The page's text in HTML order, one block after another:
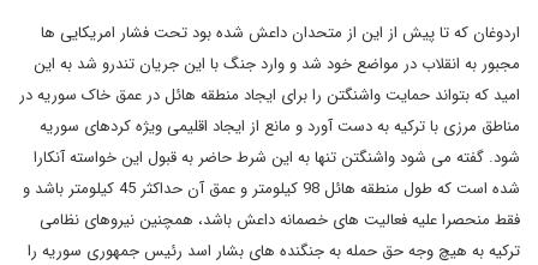
اردوغان که تا پیش از این از متحدان داعش شده بود تحت فشار امریکایی ها
مجبور به انقلاب در مواضع خود شد و وارد جنگ با این جریان تندرو شد به این
امید که بتواند حمایت واشنگتن را برای ایجاد منطقه هائل در عمق خاک سوریه در
مناطق مرزی با ترکیه به دست آورد و مانع از ایجاد اقلیمی ویژه کردهای سوریه
شود. گفته می شود واشنگتن تنها به این شرط حاضر به قبول این خواسته آنکارا
شده است که طول منطقه هائل 98 کیلومتر و عمق آن حداکثر 45 کیلومتر باشد و
فقط منحصرا علیه فعالیت های خصمانه داعش باشد، همچنین نیروهای نظامی
ترکیه به هیچ وجه حق حمله به جنگنده های بشار اسد رئیس جمهوری سوریه را